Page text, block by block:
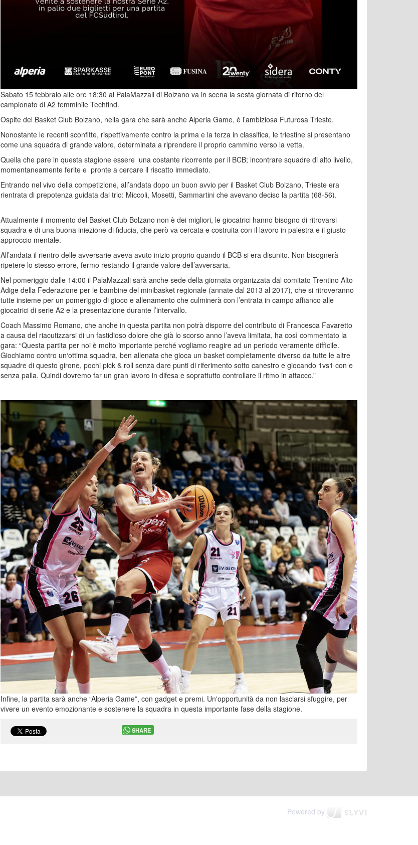
Sabato 15 febbraio alle ore 18:30 al PalaMazzali di Bolzano va in scena la sesta giornata di ritorno del
campionato di A2 femminile Techfind.
Ospite del Basket Club Bolzano, nella gara che sarà anche Alperia Game, è l’ambiziosa Futurosa Trieste.
Nonostante le recenti sconfitte, rispettivamente contro la prima e la terza in classifica, le triestine si presentano
come una squadra di grande valore, determinata a riprendere il proprio cammino verso la vetta.
Quella che pare in questa stagione essere una costante ricorrente per il BCB; incontrare squadre di alto livello,
momentaneamente ferite e pronte a cercare il riscatto immediato.
Entrando nel vivo della competizione, all’andata dopo un buon avvio per il Basket Club Bolzano, Trieste era
rientrata di prepotenza guidata dal trio: Miccoli, Mosetti, Sammartini che avevano deciso la partita (68-56).
Attualmente il momento del Basket Club Bolzano non è dei migliori, le giocatrici hanno bisogno di ritrovarsi
squadra e di una buona iniezione di fiducia, che però va cercata e costruita con il lavoro in palestra e il giusto
approccio mentale.
All’andata il rientro delle avversarie aveva avuto inizio proprio quando il BCB si era disunito. Non bisognerà
ripetere lo stesso errore, fermo restando il grande valore dell’avversaria.
Nel pomeriggio dalle 14:00 il PalaMazzali sarà anche sede della giornata organizzata dal comitato Trentino Alto
Adige della Federazione per le bambine del minibasket regionale (annate dal 2013 al 2017), che si ritroveranno
tutte insieme per un pomeriggio di gioco e allenamento che culminerà con l’entrata in campo affianco alle
giocatrici di serie A2 e la presentazione durante l’intervallo.
Coach Massimo Romano, che anche in questa partita non potrà disporre del contributo di Francesca Favaretto
a causa del riacutizzarsi di un fastidioso dolore che già lo scorso anno l’aveva limitata, ha così commentato la
gara: “Questa partita per noi è molto importante perché vogliamo reagire ad un periodo veramente difficile.
Giochiamo contro un‘ottima squadra, ben allenata che gioca un basket completamente diverso da tutte le altre
squadre di questo girone, pochi pick & roll senza dare punti di riferimento sotto canestro e giocando 1vs1 con e
senza palla. Quindi dovremo far un gran lavoro in difesa e soprattutto controllare il ritmo in attacco.”
Infine, la partita sarà anche “Alperia Game”, con gadget e premi. Un'opportunità da non lasciarsi sfuggire, per
vivere un evento emozionante e sostenere la squadra in questa importante fase della stagione.
SHARE
Powered by